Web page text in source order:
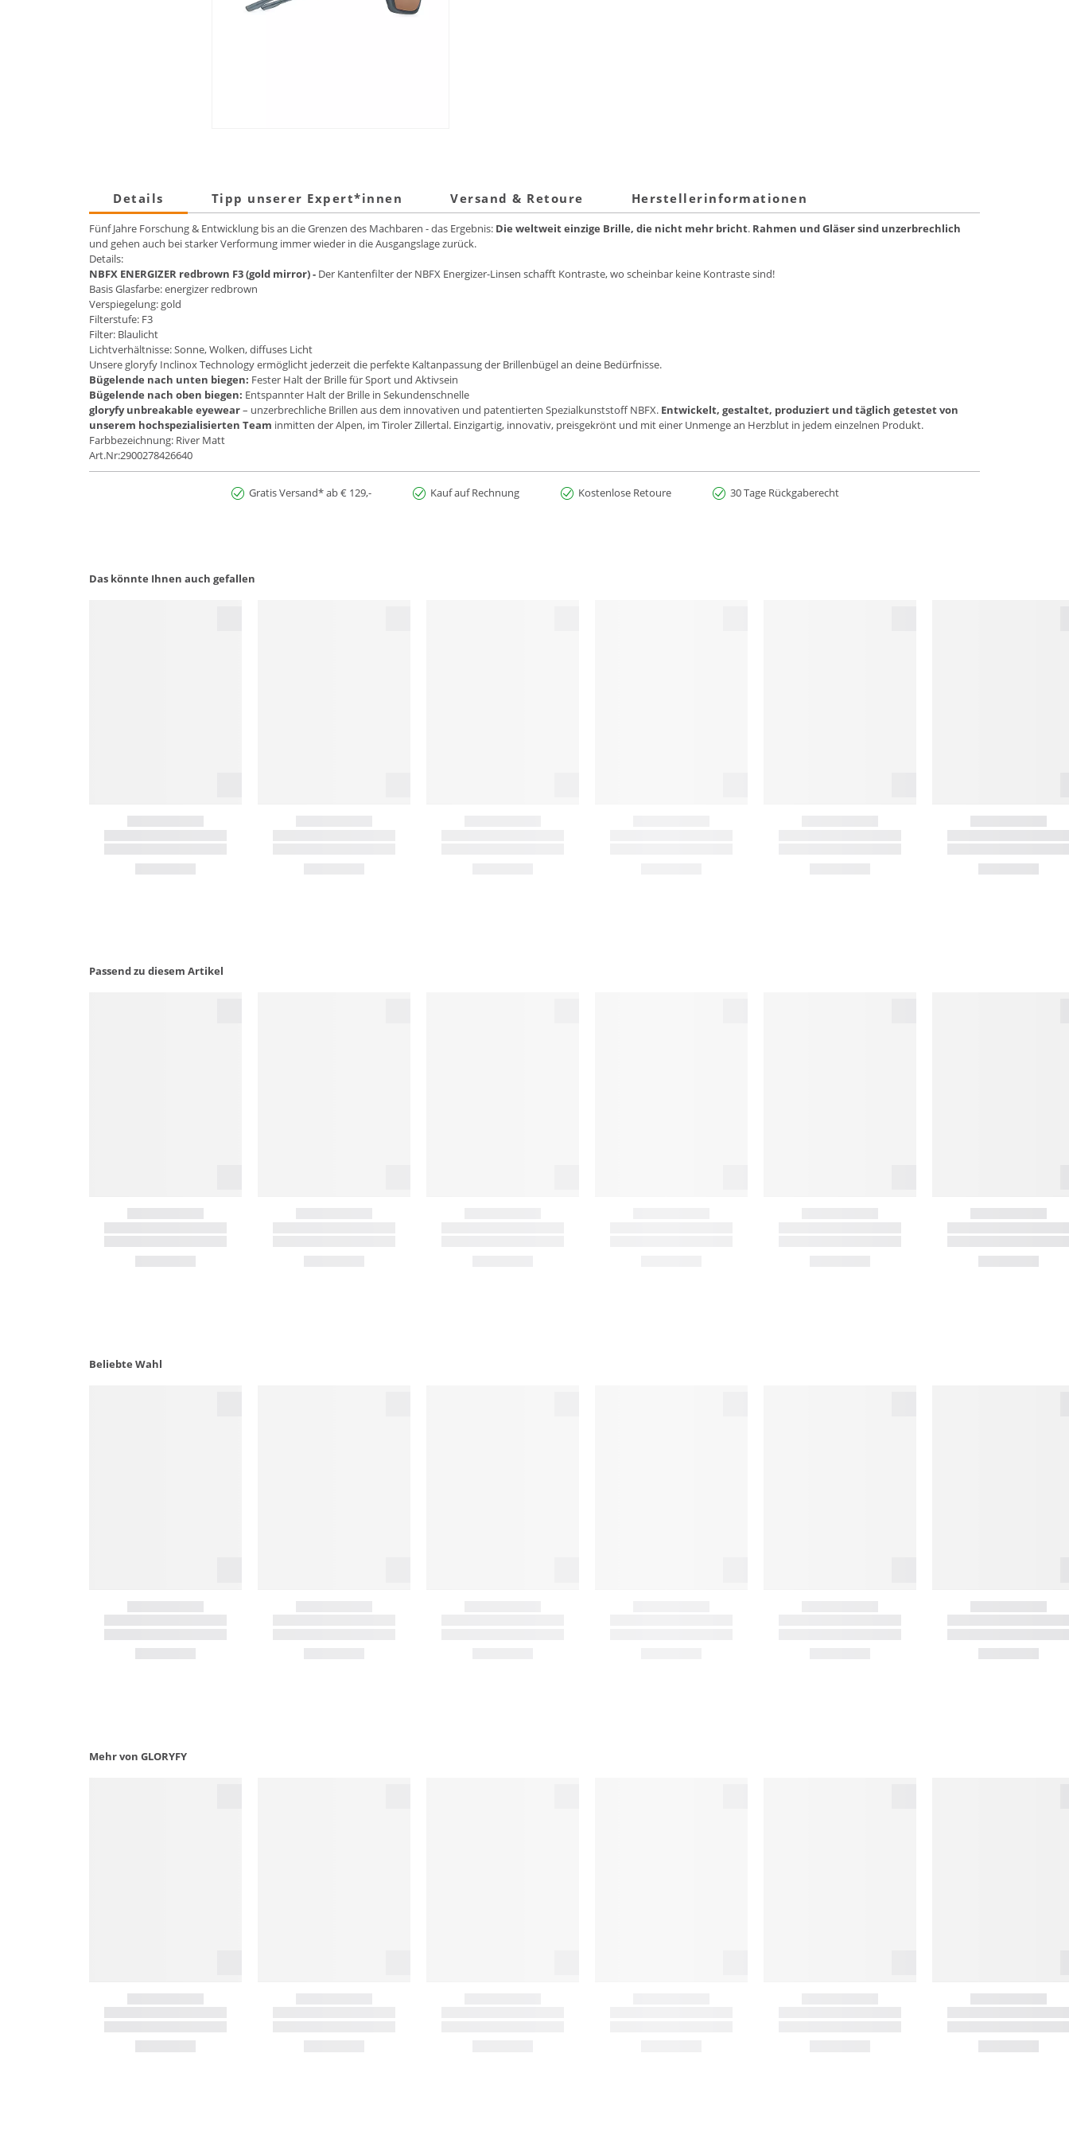
Details Tipp unserer Expert*innen Versand & Retoure Herstellerinformationen
Fünf Jahre Forschung & Entwicklung bis an die Grenzen des Machbaren - das Ergebnis: Die weltweit einzige Brille, die nicht mehr bricht. Rahmen und Gläser sind unzerbrechlich
und gehen auch bei starker Verformung immer wieder in die Ausgangslage zurück.
Details:
NBFX ENERGIZER redbrown F3 (gold mirror) - Der Kantenfilter der NBFX Energizer-Linsen schafft Kontraste, wo scheinbar keine Kontraste sind!
Basis Glasfarbe: energizer redbrown
Verspiegelung: gold
Filterstufe: F3
Filter: Blaulicht
Lichtverhältnisse: Sonne, Wolken, diffuses Licht
Unsere gloryfy Inclinox Technology ermöglicht jederzeit die perfekte Kaltanpassung der Brillenbügel an deine Bedürfnisse.
Bügelende nach unten biegen: Fester Halt der Brille für Sport und Aktivsein
Bügelende nach oben biegen: Entspannter Halt der Brille in Sekundenschnelle
gloryfy unbreakable eyewear– unzerbrechliche Brillen aus dem innovativen und patentierten Spezialkunststoff NBFX. Entwickelt, gestaltet, produziert und täglich getestet von
unserem hochspezialisierten Team inmitten der Alpen, im Tiroler Zillertal. Einzigartig, innovativ, preisgekrönt und mit einer Unmenge an Herzblut in jedem einzelnen Produkt.
Farbbezeichnung: River Matt
Art.Nr:2900278426640
Gratis Versand* ab € 129,- Kauf auf Rechnung Kostenlose Retoure 30 Tage Rückgaberecht
Das könnte Ihnen auch gefallen
Passend zu diesem Artikel
Beliebte Wahl
Mehr von GLORYFY